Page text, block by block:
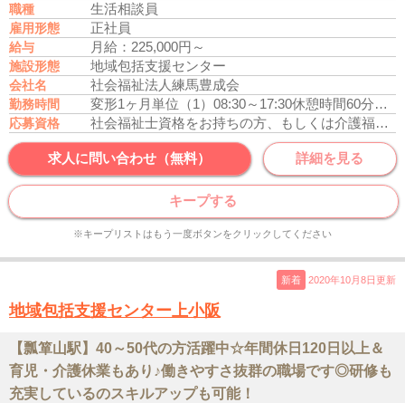
職種 生活相談員
雇用形態 正社員
給与 月給：225,000円～
施設形態 地域包括支援センター
会社名 社会福祉法人練馬豊成会
勤務時間 変形1ヶ月単位 （1）08:30～17:30休憩時間60分残
応募資格 社会福祉士資格をお持ちの方、もしくは介護福祉士資格をお持ちの方
求人に問い合わせ（無料） 詳細を見る
キープする
※キープリストはもう一度ボタンをクリックしてください
新着 2020年10月8日更新
地域包括支援センター上小阪
【瓢箪山駅】40～50代の方活躍中☆年間休日120日以上＆
育児・介護休業もあり♪働きやすさ抜群の職場です◎研修も
充実しているのスキルアップも可能！